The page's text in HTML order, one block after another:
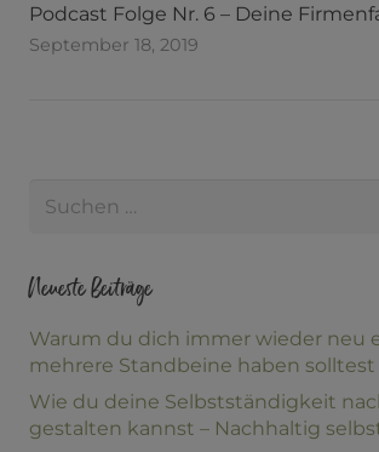
Podcast Folge Nr. 6 – Deine
September 18, 2019
Suche
Neueste Beiträge
Warum du dich immer wieder neu
mehrere Standbeine haben solltest
Wie du deine Selbstständigkeit
gestalten kannst – Nachhaltig